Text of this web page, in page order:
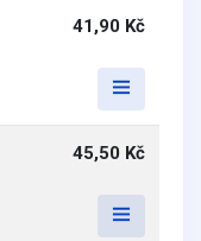
41,90 Kč
45,50 Kč